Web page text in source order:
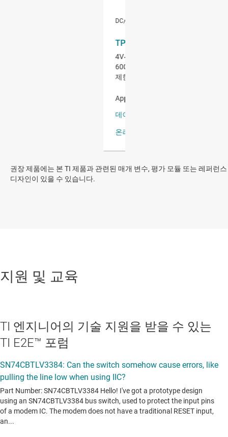
권장 제품에는 본 TI 제품과 관련된 매개 변수, 평가 모듈 또는 레퍼런스
디자인이 있을 수 있습니다.
지원 및 교육
TI 엔지니어의 기술 지원을 받을 수 있는
TI E2E™ 포럼